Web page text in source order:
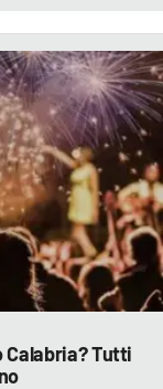
Calabria? Tutti